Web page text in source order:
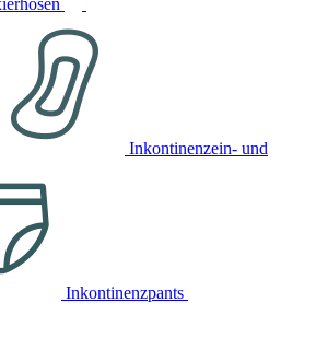
Inkontinenzein- und
Inkontinenzpants